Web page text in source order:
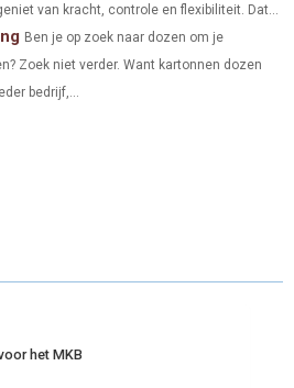
van kracht, controle en flexibiliteit. Dat...
Ben je op zoek naar dozen om je
Zoek niet verder. Want kartonnen dozen
bedrijf,...
het MKB